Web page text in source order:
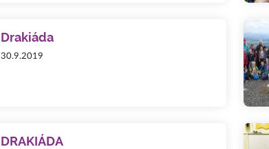
Drakiáda
30.9.2019
DRAKIÁDA